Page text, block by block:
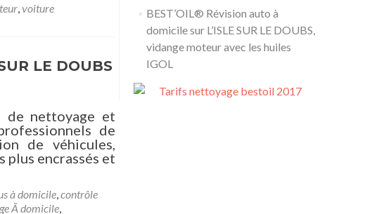
,voiture
LE DOUBS
de nettoyage et
de
de véhicules,
plus encrassés et
à domicile,contrôle
Ã domicile,
BEST’OIL® Révision auto à
domicile sur L’ISLE SUR LE DOUBS,
vidange moteur avec les huiles
IGOL